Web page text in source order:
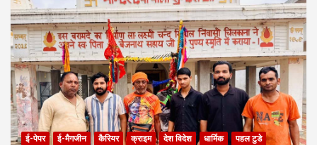
ई-पेपर ई-मैगजीन कैरियर क्राइम देश विदेश धार्मिक
पहल टुडे